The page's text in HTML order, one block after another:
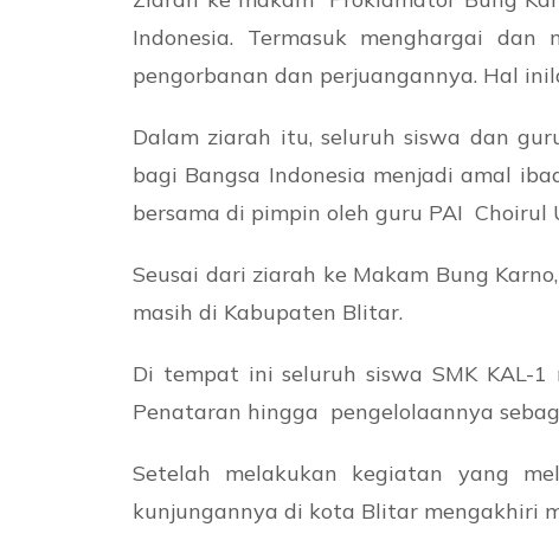
Indonesia. Termasuk menghargai
pengorbanan dan perjuangannya. Hal
Dalam ziarah itu, seluruh siswa dan
bagi Bangsa Indonesia menjadi amal
bersama di pimpin oleh guru PAI Choirul
Seusai dari ziarah ke Makam Bung
masih di Kabupaten Blitar.
Di tempat ini seluruh siswa SMK KAL-
Penataran hingga pengelolaannya
Setelah melakukan kegiatan yang
kunjungannya di kota Blitar mengakhiri